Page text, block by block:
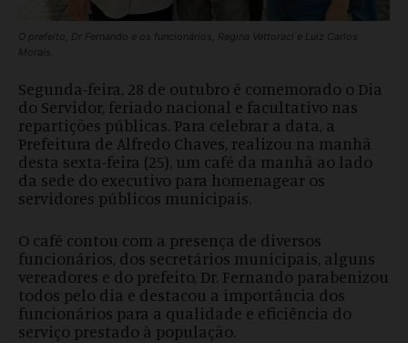
O prefeito, Dr Fernando e os funcionários, Regina Vettoraci e Luiz Carlos
Morais.
Segunda-feira, 28 de outubro é comemorado o Dia
do Servidor, feriado nacional e facultativo nas
repartições públicas. Para celebrar a data, a
Prefeitura de Alfredo Chaves, realizou na manhã
desta sexta-feira (25), um café da manhã ao lado
da sede do executivo para homenagear os
servidores públicos municipais.
O café contou com a presença de diversos
funcionários, dos secretários municipais, alguns
vereadores e do prefeito, Dr. Fernando parabenizou
todos pelo dia e destacou a importância dos
funcionários para a qualidade e eficiência do
serviço prestado à população.